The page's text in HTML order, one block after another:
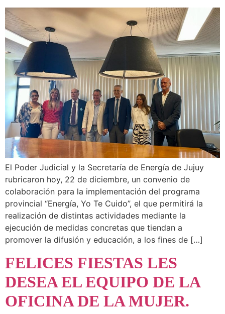
El Poder Judicial y la Secretaría de Energía de Jujuy
rubricaron hoy, 22 de diciembre, un convenio de
colaboración para la implementación del programa
provincial “Energía, Yo Te Cuido”, el que permitirá la
realización de distintas actividades mediante la
ejecución de medidas concretas que tiendan a
promover la difusión y educación, a los fines de […]
FELICES FIESTAS LES
DESEA EL EQUIPO DE LA
OFICINA DE LA MUJER.